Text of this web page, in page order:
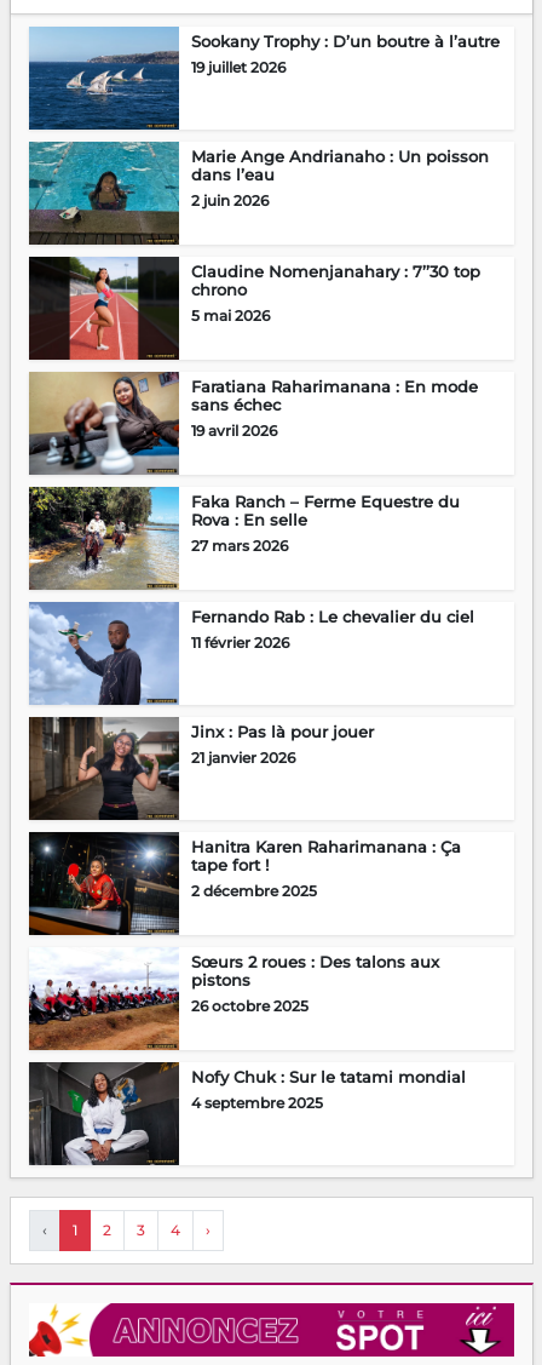
Sookany Trophy : D’un boutre à l’autre
19 juillet 2026
Marie Ange Andrianaho : Un poisson
dans l’eau
2 juin 2026
Claudine Nomenjanahary : 7’’30 top
chrono
5 mai 2026
Faratiana Raharimanana : En mode
sans échec
19 avril 2026
Faka Ranch – Ferme Equestre du
Rova : En selle
27 mars 2026
Fernando Rab : Le chevalier du ciel
11 février 2026
Jinx : Pas là pour jouer
21 janvier 2026
Hanitra Karen Raharimanana : Ça
tape fort !
2 décembre 2025
Sœurs 2 roues : Des talons aux
pistons
26 octobre 2025
Nofy Chuk : Sur le tatami mondial
4 septembre 2025
‹ 1 2 3 4 ›